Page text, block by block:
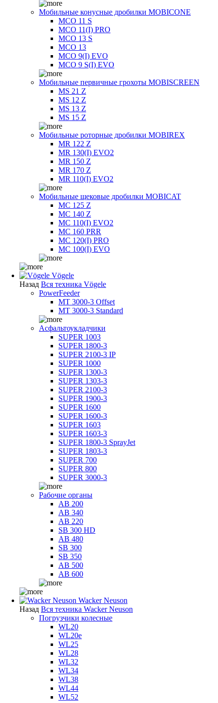
Мобильные конусные дробилки MOBICONE
MCO 11 S
MCO 11(I) PRO
MCO 13 S
MCO 13
MCO 9(I) EVO
MCO 9 S(I) EVO
Мобильные первичные грохоты MOBISCREEN
MS 21 Z
MS 12 Z
MS 13 Z
MS 15 Z
Мобильные роторные дробилки MOBIREX
MR 122 Z
MR 130(I) EVO2
MR 150 Z
MR 170 Z
MR 110(I) EVO2
Мобильные щековые дробилки MOBICAT
MC 125 Z
MC 140 Z
MC 110(I) EVO2
MC 160 PRR
MC 120(I) PRO
MC 100(I) EVO
Vögele
Назад Вся техника Vögele
PowerFeeder
MT 3000-3 Offset
MT 3000-3 Standard
Асфальтоукладчики
SUPER 1003
SUPER 1800-3
SUPER 2100-3 IP
SUPER 1000
SUPER 1300-3
SUPER 1303-3
SUPER 2100-3
SUPER 1900-3
SUPER 1600
SUPER 1600-3
SUPER 1603
SUPER 1603-3
SUPER 1800-3 SprayJet
SUPER 1803-3
SUPER 700
SUPER 800
SUPER 3000-3
Рабочие органы
AB 200
AB 340
AB 220
SB 300 HD
AB 480
SB 300
SB 350
AB 500
AB 600
Wacker Neuson
Назад Вся техника Wacker Neuson
Погрузчики колесные
WL20
WL20e
WL25
WL28
WL32
WL34
WL38
WL44
WL52